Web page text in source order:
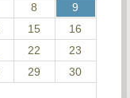
8
9
15
16
22
23
29
30